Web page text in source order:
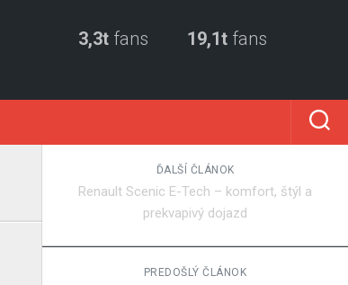
3,3t fans 19,1t fans
ĎALŠÍ ČLÁNOK
Renault Scenic E-Tech – komfort, štýl a
prekvapivý dojazd
PREDOŠLÝ ČLÁNOK